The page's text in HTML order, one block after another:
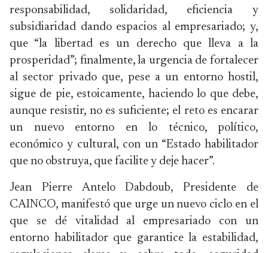
responsabilidad, solidaridad, eficiencia y
subsidiaridad dando espacios al empresariado; y,
que “la libertad es un derecho que lleva a la
prosperidad”; finalmente, la urgencia de fortalecer
al sector privado que, pese a un entorno hostil,
sigue de pie, estoicamente, haciendo lo que debe,
aunque resistir, no es suficiente; el reto es encarar
un nuevo entorno en lo técnico, político,
económico y cultural, con un “Estado habilitador
que no obstruya, que facilite y deje hacer”.
Jean Pierre Antelo Dabdoub, Presidente de
CAINCO, manifestó que urge un nuevo ciclo en el
que se dé vitalidad al empresariado con un
entorno habilitador que garantice la estabilidad,